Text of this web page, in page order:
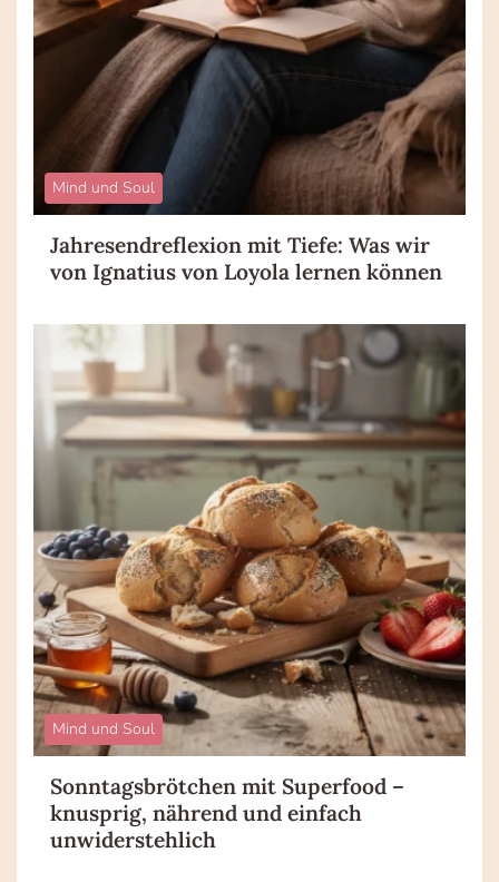
Mind und Soul
Jahresendreflexion mit Tiefe: Was wir
von Ignatius von Loyola lernen können
Mind und Soul
Sonntagsbrötchen mit Superfood –
knusprig, nährend und einfach
unwiderstehlich